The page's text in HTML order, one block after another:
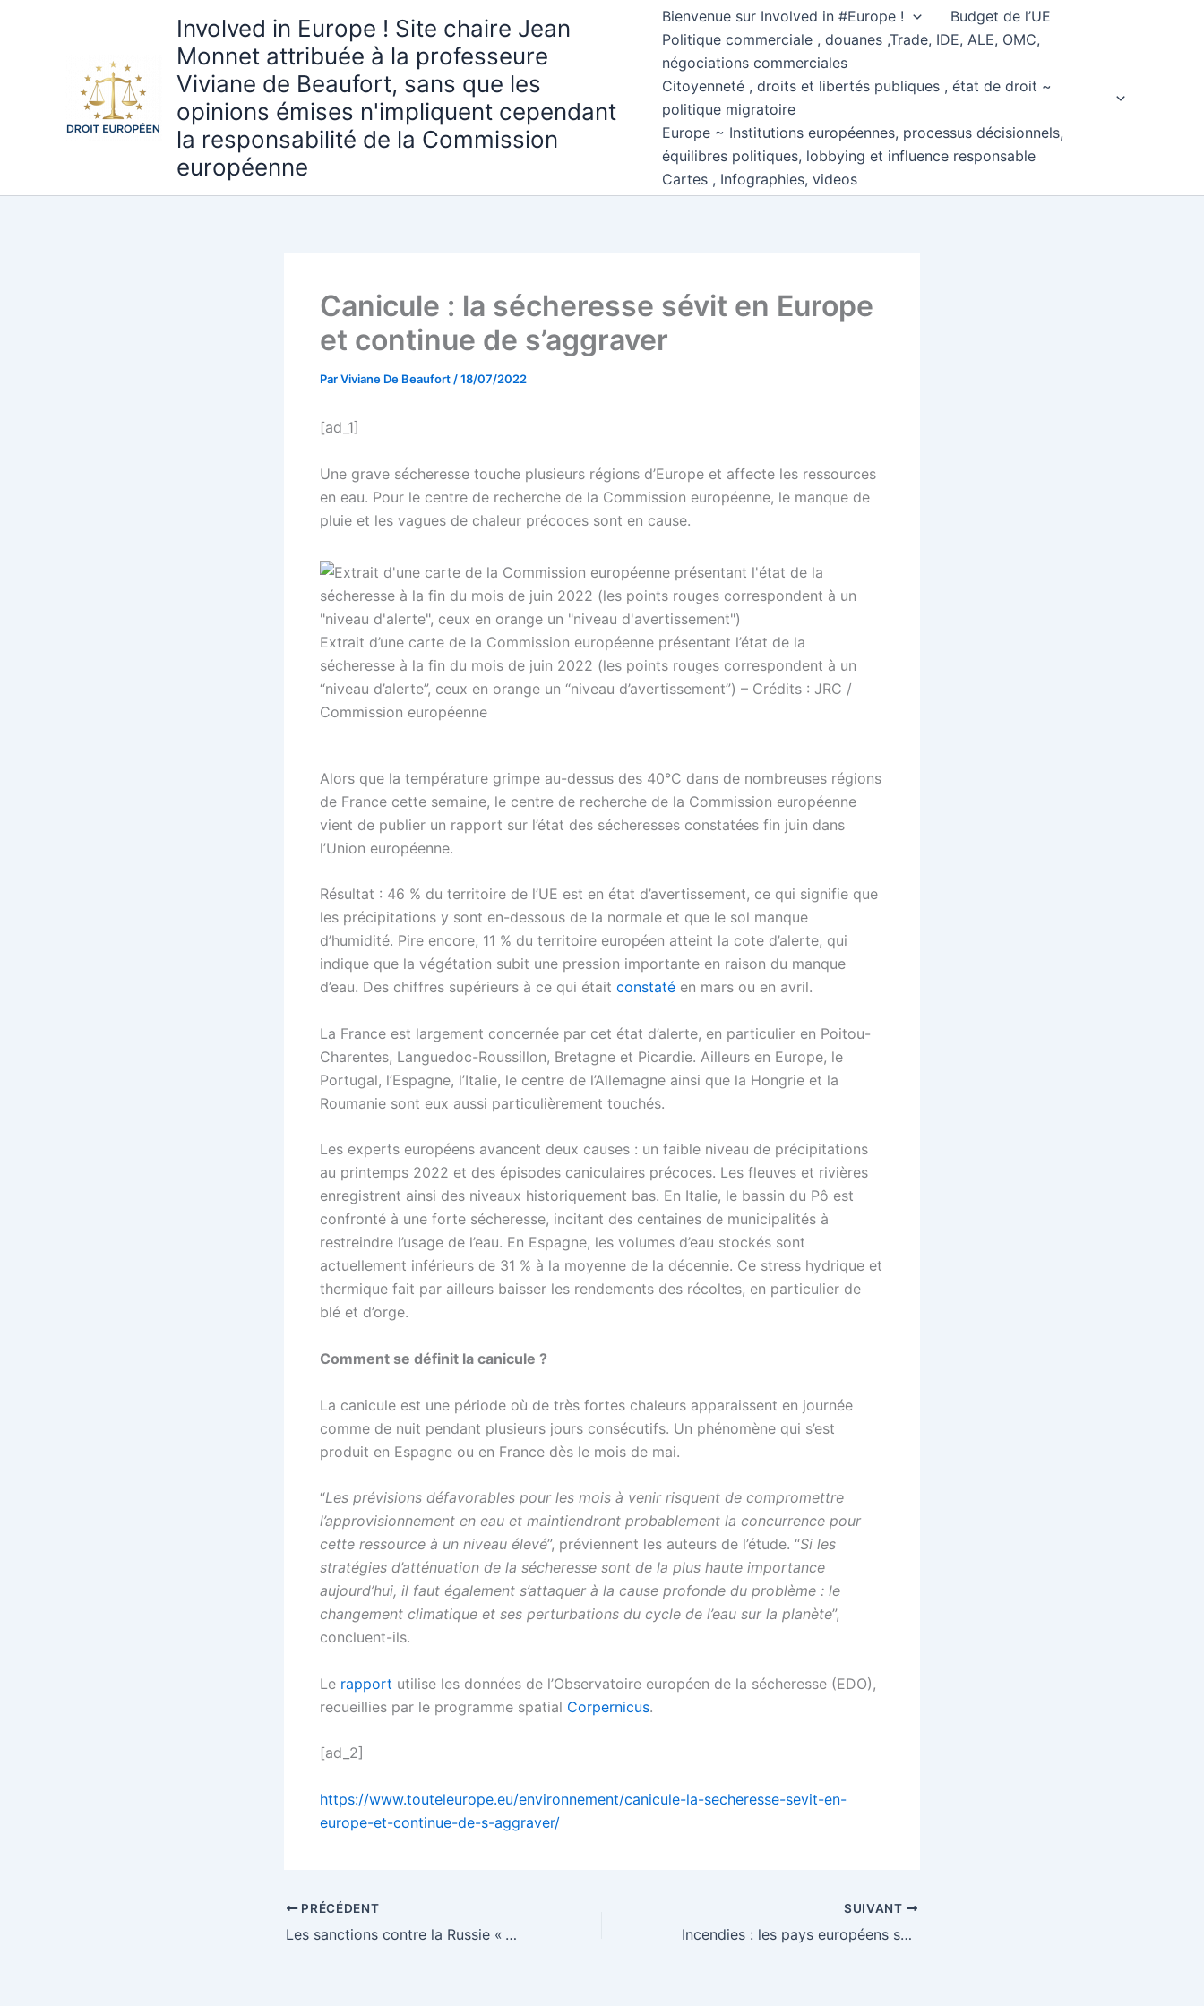
Involved in Europe ! Site chaire Jean
Monnet attribuée à la professeure
Viviane de Beaufort, sans que les
opinions émises n'impliquent cependant
la responsabilité de la Commission
européenne
Bienvenue sur Involved in #Europe !
Budget de l’UE
Politique commerciale , douanes ,Trade, IDE, ALE, OMC,
négociations commerciales
Citoyenneté , droits et libertés publiques , état de droit ~
politique migratoire
Europe ~ Institutions européennes, processus décisionnels,
équilibres politiques, lobbying et influence responsable
Cartes , Infographies, videos
Canicule : la sécheresse sévit en Europe
et continue de s’aggraver
ParViviane De Beaufort /18/07/2022
[ad_1]
Une grave sécheresse touche plusieurs régions d’Europe et affecte les ressources
en eau. Pour le centre de recherche de la Commission européenne, le manque de
pluie et les vagues de chaleur précoces sont en cause.
Extrait d’une carte de la Commission européenne présentant l’état de la
sécheresse à la fin du mois de juin 2022 (les points rouges correspondent à un
“niveau d’alerte”, ceux en orange un “niveau d’avertissement”) – Crédits : JRC /
Commission européenne
Alors que la température grimpe au-dessus des 40°C dans de nombreuses régions
de France cette semaine, le centre de recherche de la Commission européenne
vient de publier un rapport sur l’état des sécheresses constatées fin juin dans
l’Union européenne.
Résultat : 46 % du territoire de l’UE est en état d’avertissement, ce qui signifie que
les précipitations y sont en-dessous de la normale et que le sol manque
d’humidité. Pire encore, 11 % du territoire européen atteint la cote d’alerte, qui
indique que la végétation subit une pression importante en raison du manque
d’eau. Des chiffres supérieurs à ce qui était constaté en mars ou en avril.
La France est largement concernée par cet état d’alerte, en particulier en Poitou-
Charentes, Languedoc-Roussillon, Bretagne et Picardie. Ailleurs en Europe, le
Portugal, l’Espagne, l’Italie, le centre de l’Allemagne ainsi que la Hongrie et la
Roumanie sont eux aussi particulièrement touchés.
Les experts européens avancent deux causes : un faible niveau de précipitations
au printemps 2022 et des épisodes caniculaires précoces. Les fleuves et rivières
enregistrent ainsi des niveaux historiquement bas. En Italie, le bassin du Pô est
confronté à une forte sécheresse, incitant des centaines de municipalités à
restreindre l’usage de l’eau. En Espagne, les volumes d’eau stockés sont
actuellement inférieurs de 31 % à la moyenne de la décennie. Ce stress hydrique et
thermique fait par ailleurs baisser les rendements des récoltes, en particulier de
blé et d’orge.
Comment se définit la canicule ?
La canicule est une période où de très fortes chaleurs apparaissent en journée
comme de nuit pendant plusieurs jours consécutifs. Un phénomène qui s’est
produit en Espagne ou en France dès le mois de mai.
“Les prévisions défavorables pour les mois à venir risquent de compromettre
l’approvisionnement en eau et maintiendront probablement la concurrence pour
cette ressource à un niveau élevé”, préviennent les auteurs de l’étude. “Si les
stratégies d’atténuation de la sécheresse sont de la plus haute importance
aujourd’hui, il faut également s’attaquer à la cause profonde du problème : le
changement climatique et ses perturbations du cycle de l’eau sur la planète”,
concluent-ils.
Le rapport utilise les données de l’Observatoire européen de la sécheresse (EDO),
recueillies par le programme spatial Corpernicus.
[ad_2]
https://www.touteleurope.eu/environnement/canicule-la-secheresse-sevit-en-
europe-et-continue-de-s-aggraver/
PRÉCÉDENT
Les sanctions contre la Russie « sont efficaces », affirme l’UE – EURACTIV.fr
SUIVANT
Incendies : les pays européens se serrent les coudes – EURACTIV.fr